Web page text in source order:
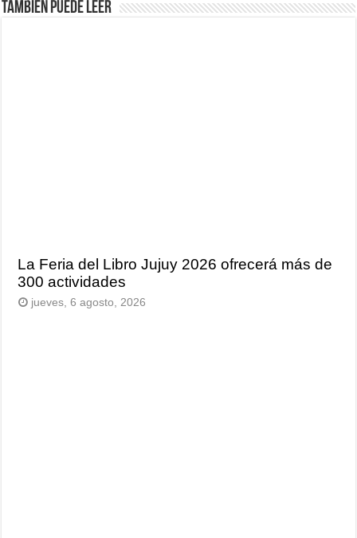
También puede leer
La Feria del Libro Jujuy 2026 ofrecerá más de
300 actividades
jueves, 6 agosto, 2026